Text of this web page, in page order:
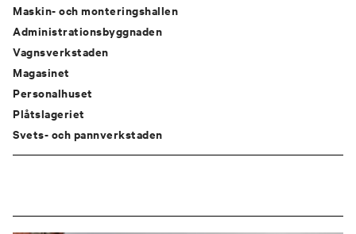
Maskin- och monteringshallen
Administrationsbyggnaden
Vagnsverkstaden
Magasinet
Personalhuset
Plåtslageriet
Svets- och pannverkstaden